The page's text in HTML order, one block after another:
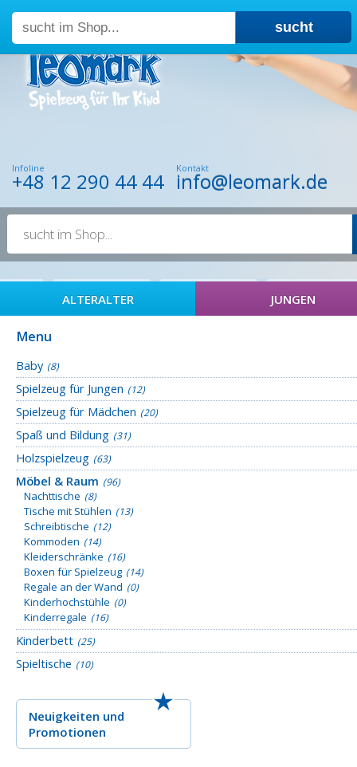
sucht
Impressum
Infoline
+48 12 290 44 44
Kontakt
info@leomark.de
ALTERALTER JUNGEN
Menu
Baby (8)
Spielzeug für Jungen (12)
Spielzeug für Mädchen (20)
Spaß und Bildung (31)
Holzspielzeug (63)
Möbel & Raum (96)
Nachttische (8)
Tische mit Stühlen (13)
Schreibtische (12)
Kommoden (14)
Kleiderschränke (16)
Boxen für Spielzeug (14)
Regale an der Wand (0)
Kinderhochstühle (0)
Kinderregale (16)
Kinderbett (25)
Spieltische (10)
Neuigkeiten und
Promotionen